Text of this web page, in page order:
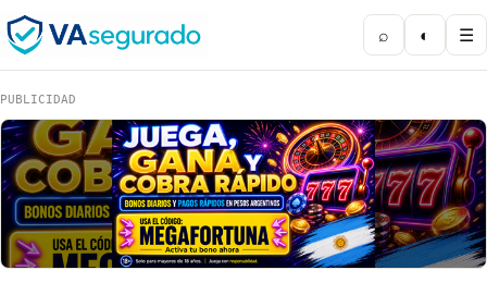
⌕ ◐ ☰
PUBLICIDAD